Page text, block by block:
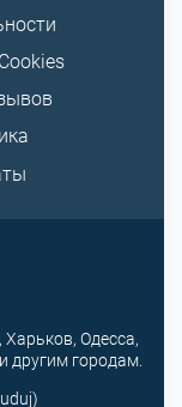
Одесса,
другим городам.